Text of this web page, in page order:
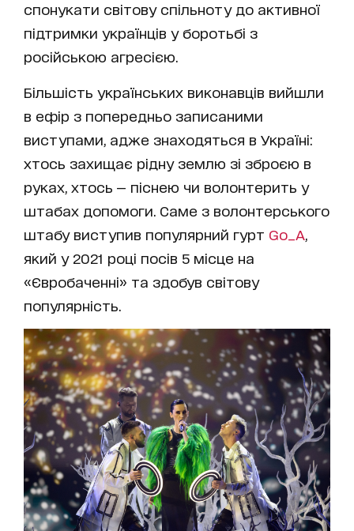
спонукати світову спільноту до активної
підтримки українців у боротьбі з
російською агресією.
Більшість українських виконавців вийшли
в ефір з попередньо записаними
виступами, адже знаходяться в Україні:
хтось захищає рідну землю зі зброєю в
руках, хтось — піснею чи волонтерить у
штабах допомоги. Саме з волонтерського
штабу виступив популярний гурт Go_A
який у 2021 році посів 5 місце на
«Євробаченні» та здобув світову
популярність.